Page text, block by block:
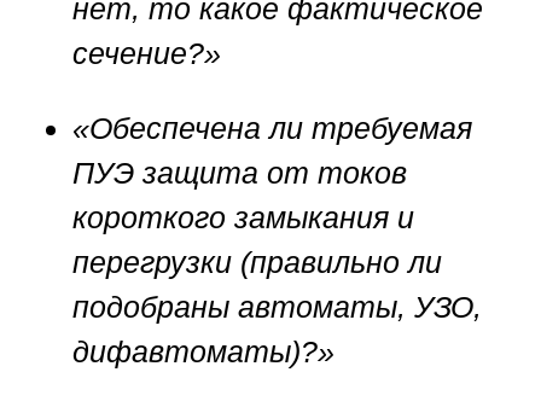
нет, то какое фактическое
сечение?»
«Обеспечена ли требуемая
ПУЭ защита от токов
короткого замыкания и
перегрузки (правильно ли
подобраны автоматы, УЗО,
дифавтоматы)?»